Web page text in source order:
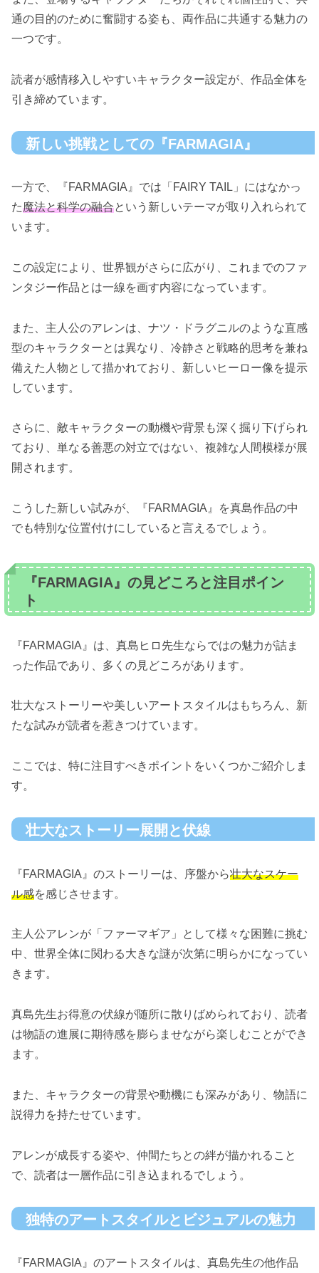
通の目的のために奮闘する姿も、両作品に共通する魅力の
一つです。
読者が感情移入しやすいキャラクター設定が、作品全体を
引き締めています。
新しい挑戦としての『FARMAGIA』
一方で、『FARMAGIA』では「FAIRY TAIL」にはなかっ
た魔法と科学の融合という新しいテーマが取り入れられて
います。
この設定により、世界観がさらに広がり、これまでのファ
ンタジー作品とは一線を画す内容になっています。
また、主人公のアレンは、ナツ・ドラグニルのような直感
型のキャラクターとは異なり、冷静さと戦略的思考を兼ね
備えた人物として描かれており、新しいヒーロー像を提示
しています。
さらに、敵キャラクターの動機や背景も深く掘り下げられ
ており、単なる善悪の対立ではない、複雑な人間模様が展
開されます。
こうした新しい試みが、『FARMAGIA』を真島作品の中
でも特別な位置付けにしていると言えるでしょう。
『FARMAGIA』の見どころと注目ポイン
ト
『FARMAGIA』は、真島ヒロ先生ならではの魅力が詰ま
った作品であり、多くの見どころがあります。
壮大なストーリーや美しいアートスタイルはもちろん、新
たな試みが読者を惹きつけています。
ここでは、特に注目すべきポイントをいくつかご紹介しま
す。
壮大なストーリー展開と伏線
『FARMAGIA』のストーリーは、序盤から壮大なスケー
ル感を感じさせます。
主人公アレンが「ファーマギア」として様々な困難に挑む
中、世界全体に関わる大きな謎が次第に明らかになってい
きます。
真島先生お得意の伏線が随所に散りばめられており、読者
は物語の進展に期待感を膨らませながら楽しむことができ
ます。
また、キャラクターの背景や動機にも深みがあり、物語に
説得力を持たせています。
アレンが成長する姿や、仲間たちとの絆が描かれること
で、読者は一層作品に引き込まれるでしょう。
独特のアートスタイルとビジュアルの魅力
『FARMAGIA』のアートスタイルは、真島先生の他作品